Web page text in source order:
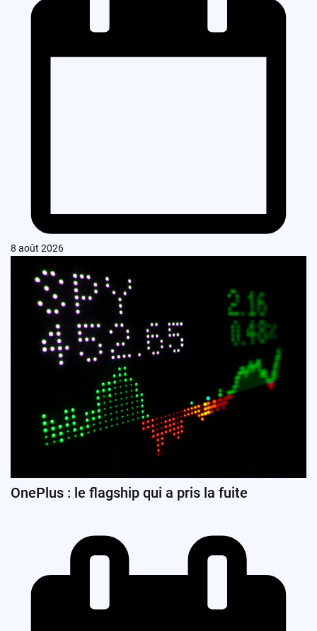
8 août 2026
OnePlus : le flagship qui a pris la fuite